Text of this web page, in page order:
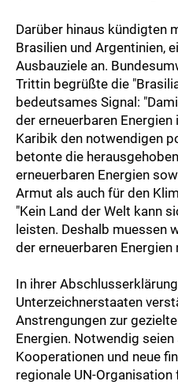
Darüber hinaus kündigten
Brasilien und Argentinien,
Ausbauziele an.
Trittin begrüßte die
bedeutsames Signal:
der erneuerbaren
Karibik den notwendigen
betonte die
erneuerbaren Energien
Armut als auch für den
"Kein Land der Welt kann
leisten. Deshalb muessen
der erneuerbaren Energien
In ihrer
Unterzeichnerstaaten
Anstrengungen zur
Energien. Notwendig
Kooperationen und neue
regionale UN-